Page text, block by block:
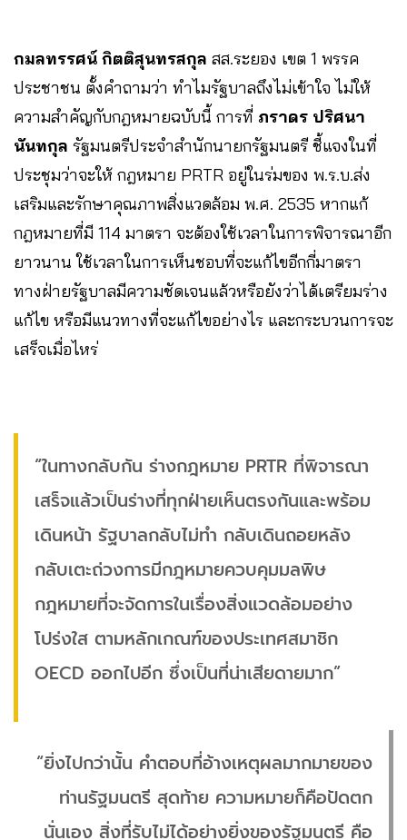
กมลทรรศน์ กิตติสุนทรสกุล สส.ระยอง เขต 1 พรรค
ประชาชน ตั้งคำถามว่า ทำไมรัฐบาลถึงไม่เข้าใจ ไม่ให้
ความสำคัญกับกฎหมายฉบับนี้ การที่ ภราดร ปริศนา
นันทกุล รัฐมนตรีประจำสำนักนายกรัฐมนตรี ชี้แจงในที่
ประชุมว่าจะให้ กฎหมาย PRTR อยู่ในร่มของ พ.ร.บ.ส่ง
เสริมและรักษาคุณภาพสิ่งแวดล้อม พ.ศ. 2535 หากแก้
กฎหมายที่มี 114 มาตรา จะต้องใช้เวลาในการพิจารณาอีก
ยาวนาน ใช้เวลาในการเห็นชอบที่จะแก้ไขอีกกี่มาตรา
ทางฝ่ายรัฐบาลมีความชัดเจนแล้วหรือยังว่าได้เตรียมร่าง
แก้ไข หรือมีแนวทางที่จะแก้ไขอย่างไร และกระบวนการจะ
เสร็จเมื่อไหร่
“ในทางกลับกัน ร่างกฎหมาย PRTR ที่พิจารณา
เสร็จแล้วเป็นร่างที่ทุกฝ่ายเห็นตรงกันและพร้อม
เดินหน้า รัฐบาลกลับไม่ทำ กลับเดินถอยหลัง
กลับเตะถ่วงการมีกฎหมายควบคุมมลพิษ
กฎหมายที่จะจัดการในเรื่องสิ่งแวดล้อมอย่าง
โปร่งใส ตามหลักเกณฑ์ของประเทศสมาชิก
OECD ออกไปอีก ซึ่งเป็นที่น่าเสียดายมาก”
“ยิ่งไปกว่านั้น คำตอบที่อ้างเหตุผลมากมายของ
ท่านรัฐมนตรี สุดท้าย ความหมายก็คือปัดตก
นั่นเอง สิ่งที่รับไม่ได้อย่างยิ่งของรัฐมนตรี คือ